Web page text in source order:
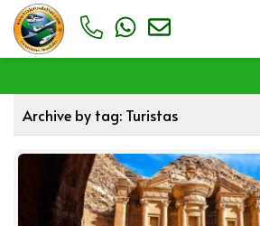
Archive by tag: Turistas